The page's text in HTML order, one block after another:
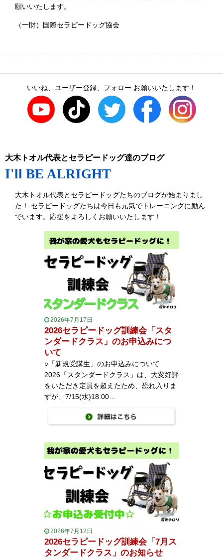
願いいたします。
（一財）国際セラピードッグ協会
いいね、ユーザー登録、フォロー お願いいたします！
大木トオル代表とセラピードッグ達のブログ
I'll BE ALRIGHT
大木トオル代表とセラピードッグたちのブログが始まりまし
た！ セラピードッグたちは今日も元気でトレーニングに励ん
でいます。応援をよろしくお願いいたします！
2026年7月17日
2026セラピードッグ訓練会「スタ
ンダードクラス」のお申込みにつ
いて
○「新規受講生」のお申込みについて
2026「スタンダードクラス」は、大変好評
をいただき定員を超えたため、恐れ入りま
すが、7/15(水)18:00…
2026年7月12日
2026セラピードッグ訓練会「7月ス
タンダードクラス」のお知らせ